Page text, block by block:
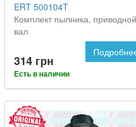
ERT 500104T
Комплект пылника, приводной
вал
314 грн
Есть в наличии